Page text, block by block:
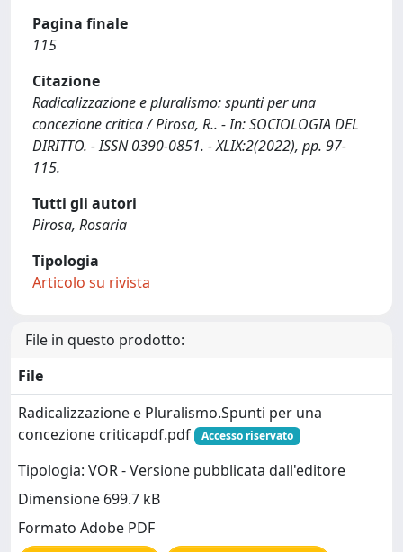
Pagina finale
115
Citazione
Radicalizzazione e pluralismo: spunti per una
concezione critica / Pirosa, R.. - In: SOCIOLOGIA DEL
DIRITTO. - ISSN 0390-0851. - XLIX:2(2022), pp. 97-
115.
Tutti gli autori
Pirosa, Rosaria
Tipologia
Articolo su rivista
File in questo prodotto:
File
Radicalizzazione e Pluralismo.Spunti per una
concezione criticapdf.pdf
Accesso riservato
Tipologia: VOR - Versione pubblicata dall'editore
Dimensione 699.7 kB
Formato Adobe PDF